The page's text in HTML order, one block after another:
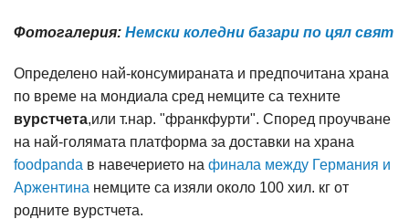
Фотогалерия: Немски коледни базари по цял свят
Определено най-консумираната и предпочитана храна
по време на мондиала сред немците са техните
вурстчета,или т.нар. "франкфурти". Според проучване
на най-голямата платформа за доставки на храна
foodpanda в навечерието на финала между Германия и
Аржентина немците са изяли около 100 хил. кг от
родните вурстчета.